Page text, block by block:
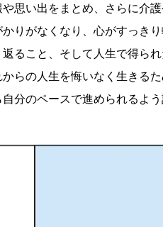
思い出をまとめ、さらに介
りがなくなり、心がすっき
ること、そして人生で得られ
らの人生を悔いなく生きる
分のペースで進められるよ